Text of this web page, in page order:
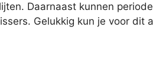
Daarnaast kunnen
Gelukkig kun je voor dit